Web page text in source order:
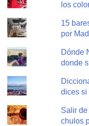
los
15
por
Dónde
donde
dices si
Salir
chulos